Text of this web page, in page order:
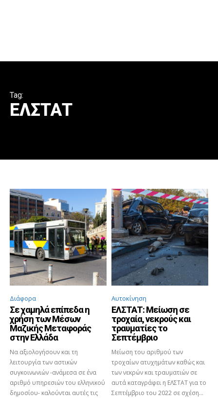
Tag:
ΕΛΣΤΑΤ
Διάφορα
Σε χαμηλά επίπεδα η
χρήση των Μέσων
Μαζικής Μεταφοράς
στην Ελλάδα
Να αξιολογήσουν και τη
λειτουργία των αστικών
συγκοινωνιών -ανάμεσα σε ένα
αριθμό υπηρεσιών του ελληνικού
δημοσίου- καλούνται αυτές τις
Αυτοκίνηση
ΕΛΣΤΑΤ: Μείωση σε
τροχαία, νεκρούς και
τραυματίες το
Σεπτέμβριο
Μείωση του αριθμού των
τροχαίων ατυχημάτων καθώς και
των νεκρών και τραυματιών σε
αυτά καταγράφει η ΕΛΣΤΑΤ για το
Σεπτέμβριο του 2022 σε σχέση...